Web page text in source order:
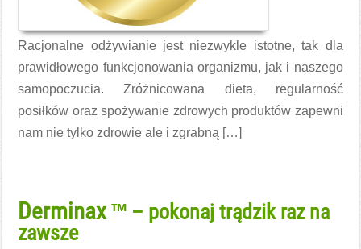
Racjonalne odżywianie jest niezwykle istotne, tak dla
prawidłowego funkcjonowania organizmu, jak i naszego
samopoczucia. Zróżnicowana dieta, regularność
posiłków oraz spożywanie zdrowych produktów zapewni
nam nie tylko zdrowie ale i zgrabną […]
Derminax™ – pokonaj trądzik raz na
zawsze